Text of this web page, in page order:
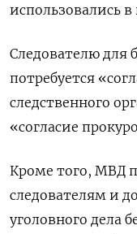
использовались
Следователю для
потребуется
следственного
«согласие
Кроме того, МВД
следователям и
уголовного дела